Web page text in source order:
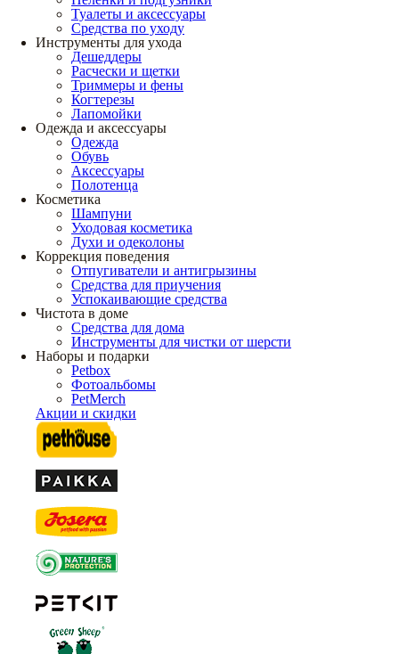
Туалеты и аксессуары
Средства по уходу
Инструменты для ухода
Дешеддеры
Расчески и щетки
Триммеры и фены
Когтерезы
Лапомойки
Одежда и аксессуары
Одежда
Обувь
Аксессуары
Полотенца
Косметика
Шампуни
Уходовая косметика
Духи и одеколоны
Коррекция поведения
Отпугиватели и антигрызины
Средства для приучения
Успокаивающие средства
Чистота в доме
Средства для дома
Инструменты для чистки от шерсти
Наборы и подарки
Petbox
Фотоальбомы
PetMerch
Акции и скидки